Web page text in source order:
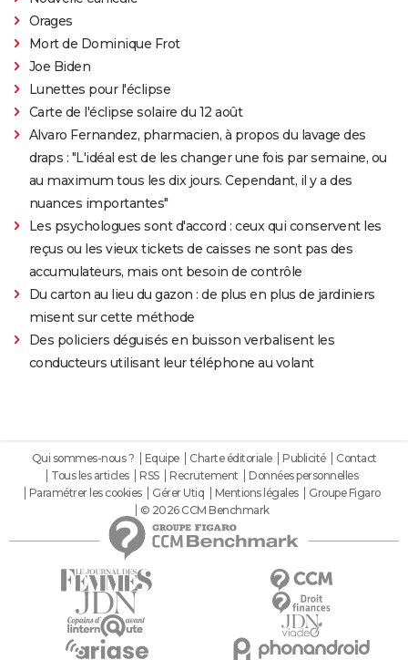
Orages
Mort de Dominique Frot
Joe Biden
Lunettes pour l'éclipse
Carte de l'éclipse solaire du 12 août
Alvaro Fernandez, pharmacien, à propos du lavage des
draps : "L'idéal est de les changer une fois par semaine, ou
au maximum tous les dix jours. Cependant, il y a des
nuances importantes"
Les psychologues sont d'accord : ceux qui conservent les
reçus ou les vieux tickets de caisses ne sont pas des
accumulateurs, mais ont besoin de contrôle
Du carton au lieu du gazon : de plus en plus de jardiniers
misent sur cette méthode
Des policiers déguisés en buisson verbalisent les
conducteurs utilisant leur téléphone au volant
Qui sommes-nous ? Equipe Charte éditoriale Publicité
Contact
Tous les articles
RSS Recrutement
Données personnelles
Paramétrer les cookies
Gérer Utiq Mentions légales
Groupe Figaro
© 2026 CCM Benchmark